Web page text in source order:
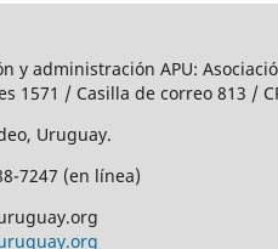
y administración APU:
1571 / Casilla de correo 813 /
Uruguay.
7247 (en línea)